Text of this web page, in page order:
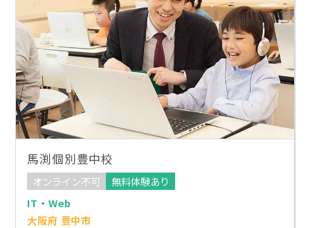
馬渕個別豊中校
オンライン不可
無料体験あり
IT・Web
大阪府 豊中市